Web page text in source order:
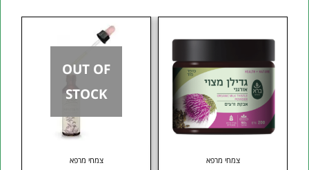
צמחי מרפא
OUT OF
STOCK
צמחי מרפא